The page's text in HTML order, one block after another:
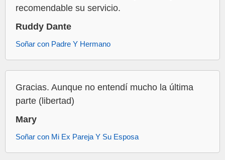
recomendable su servicio.
Ruddy Dante
Soñar con Padre Y Hermano
Gracias. Aunque no entendí mucho la última
parte (libertad)
Mary
Soñar con Mi Ex Pareja Y Su Esposa